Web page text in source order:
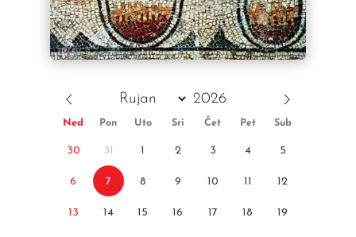
Ned Pon Uto Sri Čet Pet Sub
30 31 1 2 3 4 5
6 7 8 9 10 11 12
13 14 15 16 17 18 19